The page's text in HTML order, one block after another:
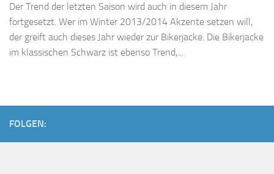
Der Trend der letzten Saison wird auch in diesem Jahr
fortgesetzt. Wer im Winter 2013/2014 Akzente setzen will,
der greift auch dieses Jahr wieder zur Bikerjacke. Die Bikerjacke
im klassischen Schwarz ist ebenso Trend,...
FOLGEN: